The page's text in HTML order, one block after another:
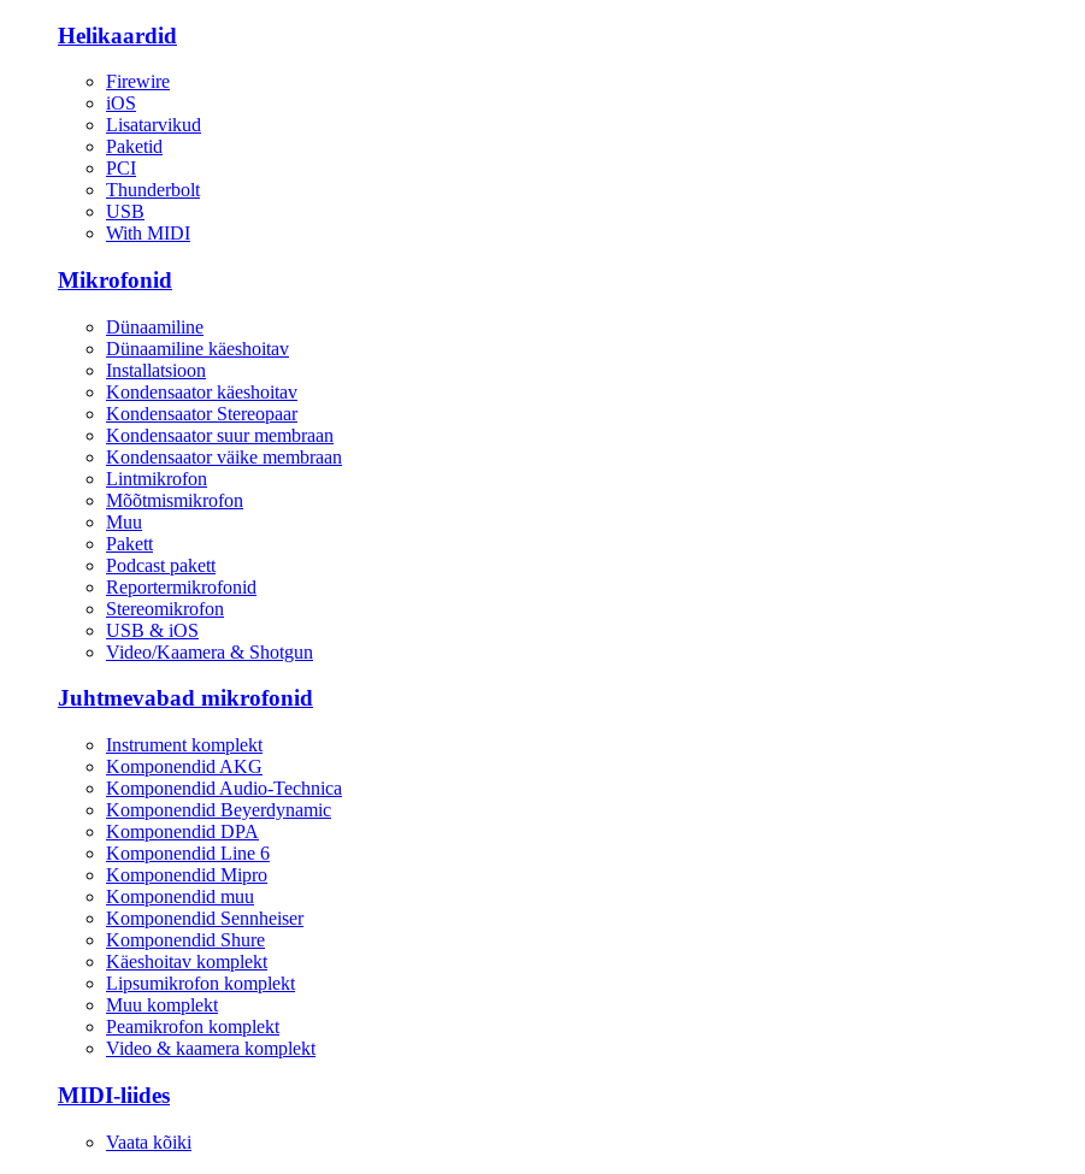
Helikaardid
Firewire
iOS
Lisatarvikud
Paketid
PCI
Thunderbolt
USB
With MIDI
Mikrofonid
Dünaamiline
Dünaamiline käeshoitav
Installatsioon
Kondensaator käeshoitav
Kondensaator Stereopaar
Kondensaator suur membraan
Kondensaator väike membraan
Lintmikrofon
Mõõtmismikrofon
Muu
Pakett
Podcast pakett
Reportermikrofonid
Stereomikrofon
USB & iOS
Video/Kaamera & Shotgun
Juhtmevabad mikrofonid
Instrument komplekt
Komponendid AKG
Komponendid Audio-Technica
Komponendid Beyerdynamic
Komponendid DPA
Komponendid Line 6
Komponendid Mipro
Komponendid muu
Komponendid Sennheiser
Komponendid Shure
Käeshoitav komplekt
Lipsumikrofon komplekt
Muu komplekt
Peamikrofon komplekt
Video & kaamera komplekt
MIDI-liides
Vaata kõiki